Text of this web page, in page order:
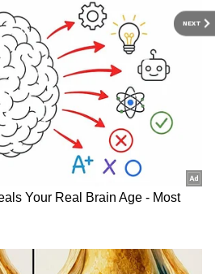
NEXT
August Long Weekends :
ఆగస్ట్ లో ప్రతి వీక్ లాంగ్ వీకెండ్...
ఏ వారం, ఎన్ని సెలవులో